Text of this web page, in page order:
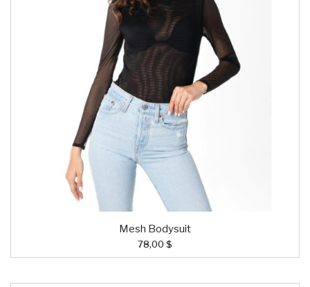
Mesh Bodysuit
78,00 $